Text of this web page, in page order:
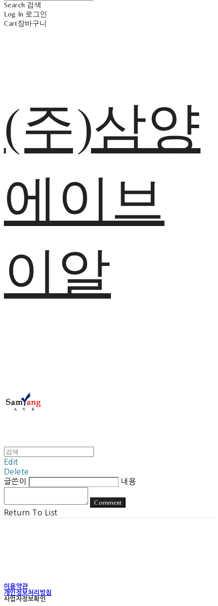
Search 검색
Log In 로그인
Cart장바구니
(주)삼양
에이브
이알
Edit
Delete
글쓴이
내용
Comment
Return To List
이용약관
개인정보처리방침
사업자정보확인